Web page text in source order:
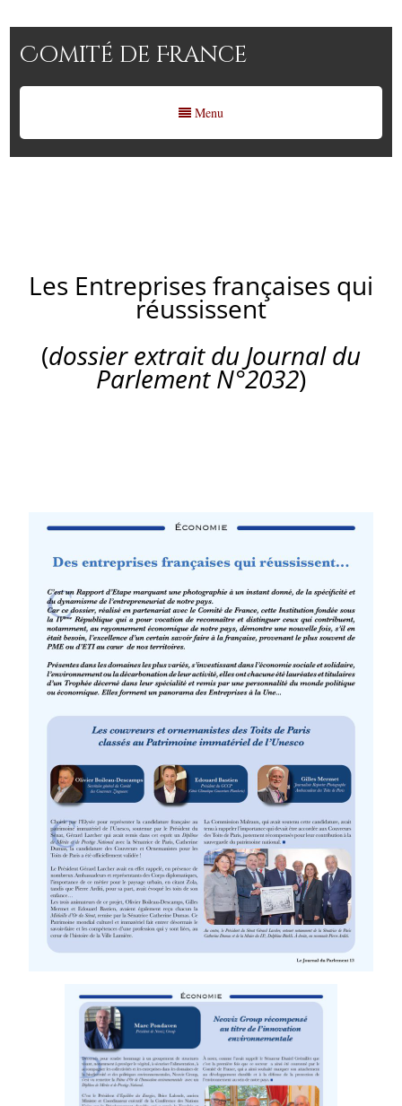
Comité de France
Menu
Les Entreprises françaises qui
réussissent
(dossier extrait du Journal du
Parlement N°2032)